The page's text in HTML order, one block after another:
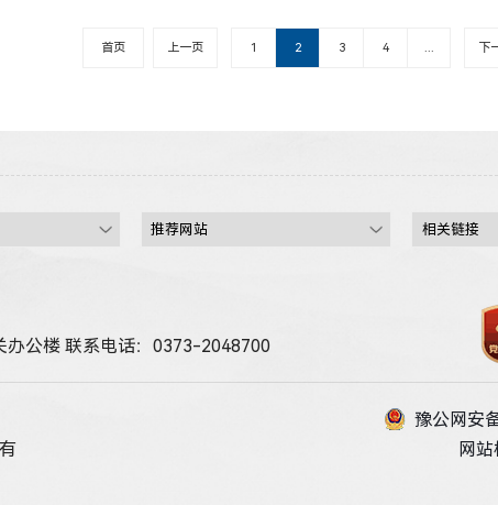
首页 上一页 1 2 3 4 ... 下
办公楼 联系电话：0373-2048700
豫公网安
网